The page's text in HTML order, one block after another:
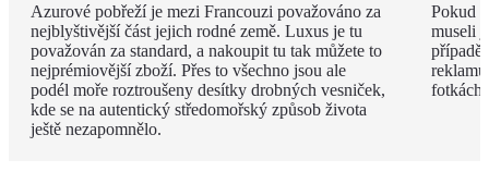
Azurové pobřeží je mezi Francouzi považováno za
nejblyštivější část jejich rodné země. Luxus je tu
považován za standard, a nakoupit tu tak můžete to
nejprémiovější zboží. Přes to všechno jsou ale
podél moře roztroušeny desítky drobných vesniček,
kde se na autentický středomořský způsob života
ještě nezapomnělo.
Pokud
museli
případě
fotkách!